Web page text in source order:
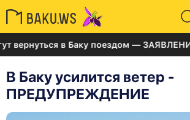
в Баку поездом — ЗАЯВЛЕНИЕ АЖД
В Баку усилится ветер -
ПРЕДУПРЕЖДЕНИЕ